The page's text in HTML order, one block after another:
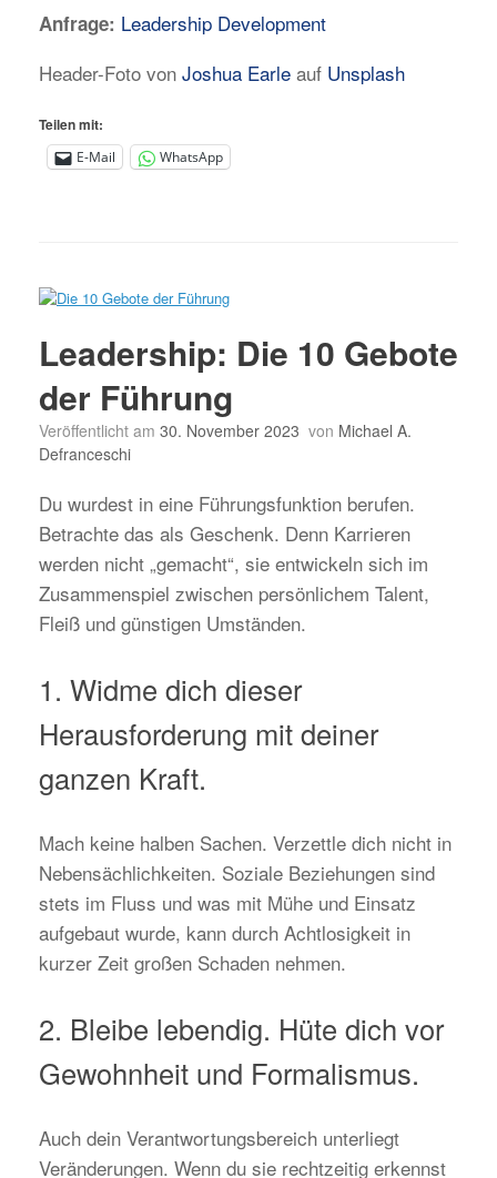
Anfrage: Leadership Development
Header-Foto von Joshua Earle auf Unsplash
Teilen mit:
E-Mail WhatsApp
Leadership: Die 10 Gebote
der Führung
Veröffentlicht am 30. November 2023 von Michael A.
Defranceschi
Du wurdest in eine Führungsfunktion berufen.
Betrachte das als Geschenk. Denn Karrieren
werden nicht „gemacht“, sie entwickeln sich im
Zusammenspiel zwischen persönlichem Talent,
Fleiß und günstigen Umständen.
1. Widme dich dieser
Herausforderung mit deiner
ganzen Kraft.
Mach keine halben Sachen. Verzettle dich nicht in
Nebensächlichkeiten. Soziale Beziehungen sind
stets im Fluss und was mit Mühe und Einsatz
aufgebaut wurde, kann durch Achtlosigkeit in
kurzer Zeit großen Schaden nehmen.
2. Bleibe lebendig. Hüte dich vor
Gewohnheit und Formalismus.
Auch dein Verantwortungsbereich unterliegt
Veränderungen. Wenn du sie rechtzeitig erkennst